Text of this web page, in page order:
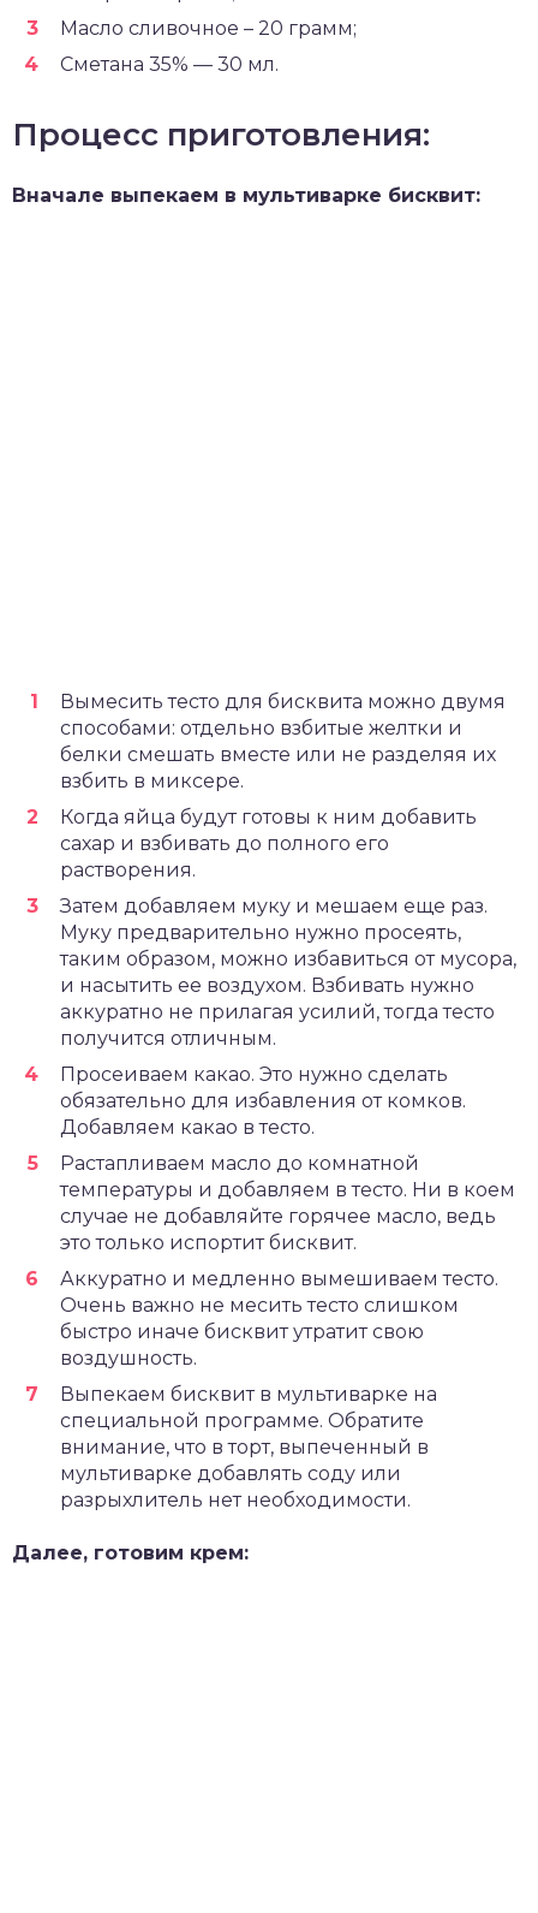
Масло сливочное – 20 грамм;
Сметана 35% — 30 мл.
Процесс приготовления:
Вначале выпекаем в мультиварке бисквит:
Вымесить тесто для бисквита можно двумя
способами: отдельно взбитые желтки и
белки смешать вместе или не разделяя их
взбить в миксере.
Когда яйца будут готовы к ним добавить
сахар и взбивать до полного его
растворения.
Затем добавляем муку и мешаем еще раз.
Муку предварительно нужно просеять,
таким образом, можно избавиться от мусора,
и насытить ее воздухом. Взбивать нужно
аккуратно не прилагая усилий, тогда тесто
получится отличным.
Просеиваем какао. Это нужно сделать
обязательно для избавления от комков.
Добавляем какао в тесто.
Растапливаем масло до комнатной
температуры и добавляем в тесто. Ни в коем
случае не добавляйте горячее масло, ведь
это только испортит бисквит.
Аккуратно и медленно вымешиваем тесто.
Очень важно не месить тесто слишком
быстро иначе бисквит утратит свою
воздушность.
Выпекаем бисквит в мультиварке на
специальной программе. Обратите
внимание, что в торт, выпеченный в
мультиварке добавлять соду или
разрыхлитель нет необходимости.
Далее, готовим крем: